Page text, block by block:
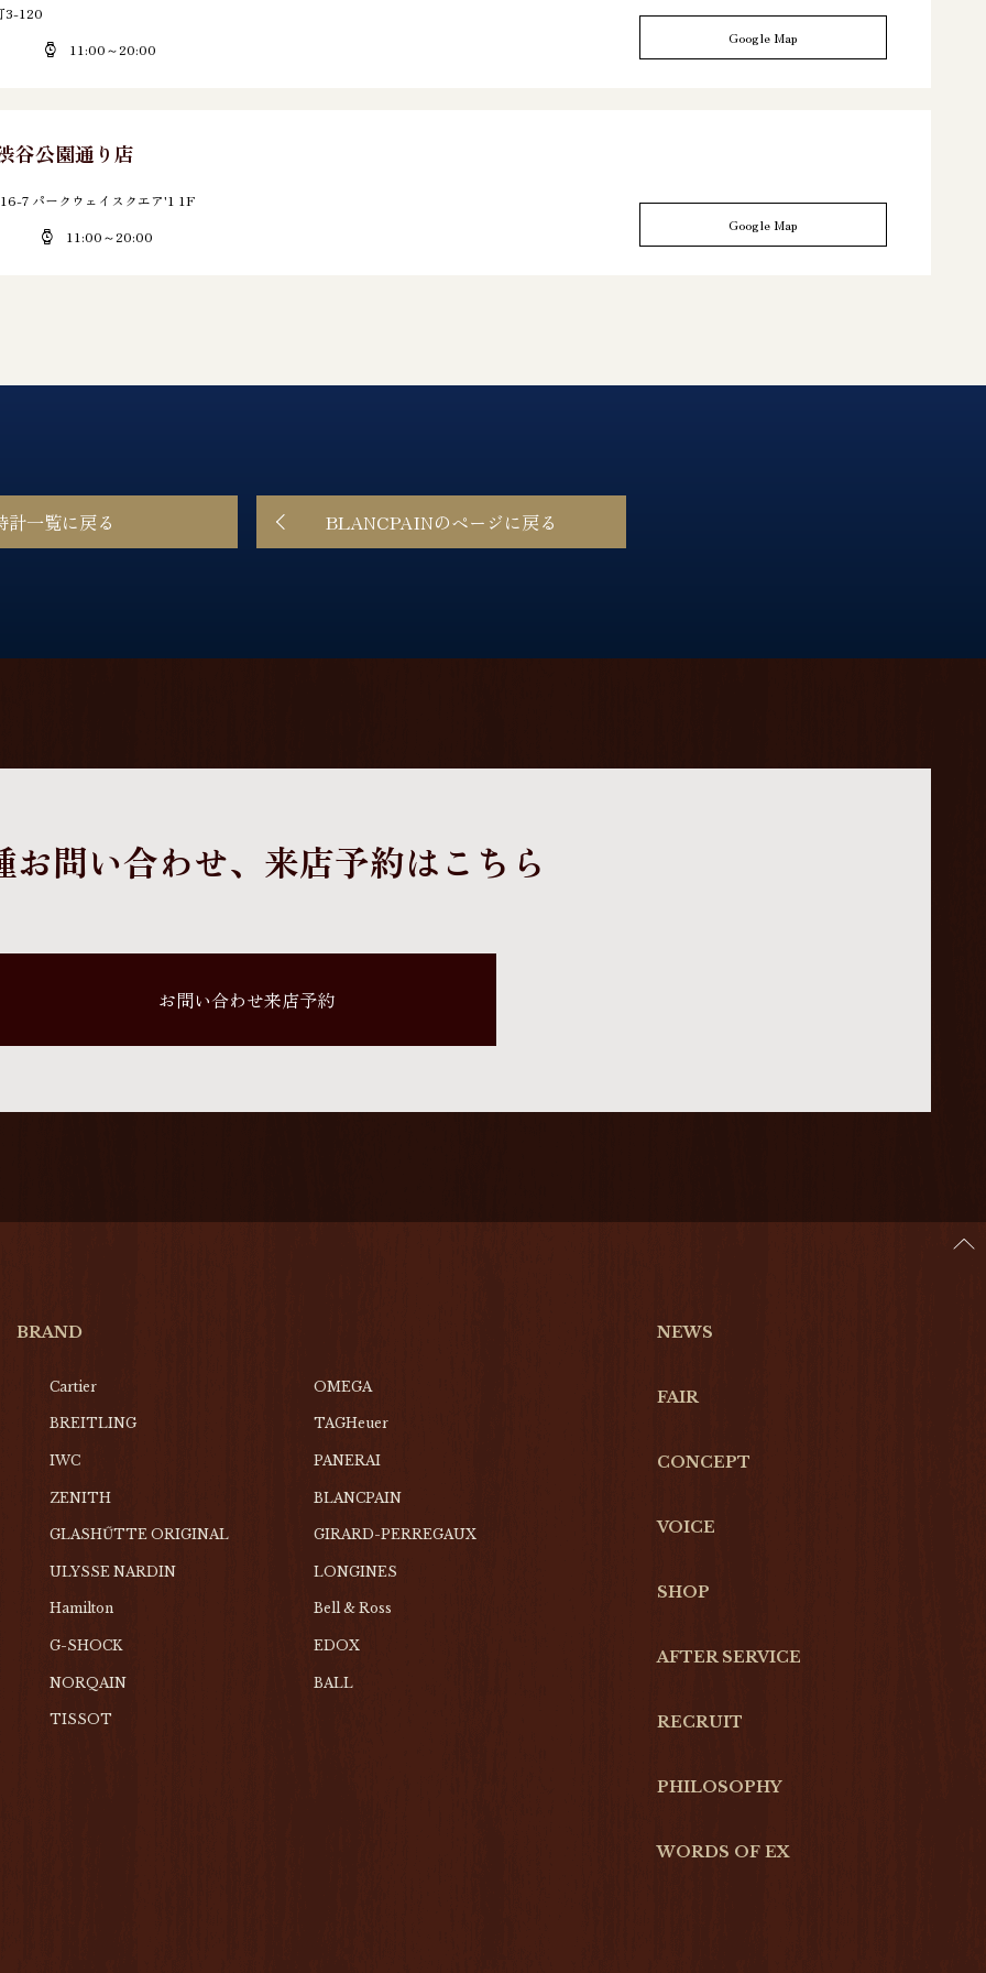
3-120
11:00～20:00
Google Map
谷公園通り店
7 パークウェイスクエア'1 1F
11:00～20:00
Google Map
計一覧に戻る BLANCPAINのページに戻る
お問い合わせ、 来店予約はこちら
お問い合わせ来店予約
NEWS
FAIR
CONCEPT
BRAND
Cartier OMEGA
BREITLING TAGHeuer
IWC PANERAI
ZENITH BLANCPAIN
GLASHŰTTE ORIGINAL GIRARD-PERREGAUX
ULYSSE NARDIN LONGINES
Hamilton Bell & Ross
G-SHOCK EDOX
NORQAIN BALL
TISSOT
VOICE
SHOP
AFTER SERVICE
RECRUIT
PHILOSOPHY
WORDS OF EX